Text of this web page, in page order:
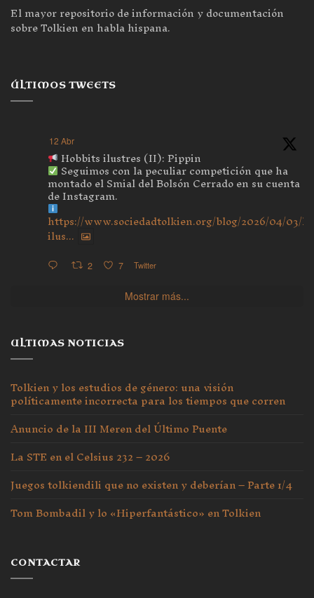
El mayor repositorio de información y documentación
sobre Tolkien en habla hispana.
ÚLTIMOS TWEETS
12 Abr
Hobbits ilustres (II): Pippin
Seguimos con la peculiar competición que ha
montado el Smial del Bolsón Cerrado en su cuenta
de Instagram.
https://www.sociedadtolkien.org/blog/2026/04/03/
ilus...
2 7 Twitter
Mostrar más...
ULTIMAS NOTICIAS
Tolkien y los estudios de género: una visión
políticamente incorrecta para los tiempos que corren
Anuncio de la III Meren del Último Puente
La STE en el Celsius 232 – 2026
Juegos tolkiendili que no existen y deberían – Parte 1/4
Tom Bombadil y lo «Hiperfantástico» en Tolkien
CONTACTAR